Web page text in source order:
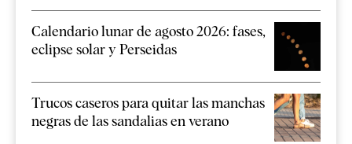
Calendario lunar de agosto 2026: fases,
eclipse solar y Perseidas
Trucos caseros para quitar las manchas
negras de las sandalias en verano